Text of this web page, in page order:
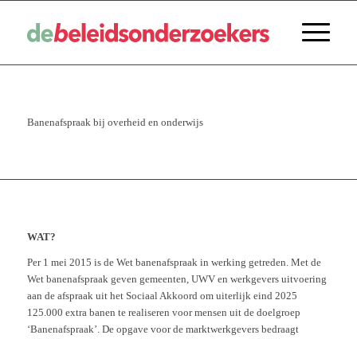
Banenafspraak bij overheid en onderwijs
WAT?
Per 1 mei 2015 is de Wet banenafspraak in werking getreden. Met de
Wet banenafspraak geven gemeenten, UWV en werkgevers uitvoering
aan de afspraak uit het Sociaal Akkoord om uiterlijk eind 2025
125.000 extra banen te realiseren voor mensen uit de doelgroep
‘Banenafspraak’. De opgave voor de marktwerkgevers bedraagt